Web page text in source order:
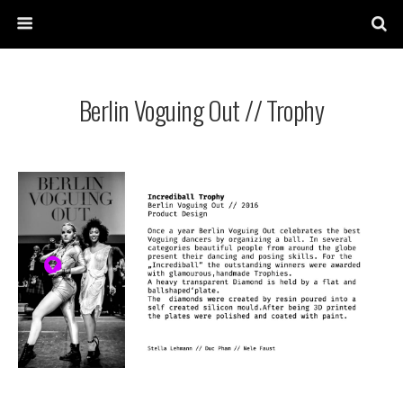
Berlin Voguing Out // Trophy